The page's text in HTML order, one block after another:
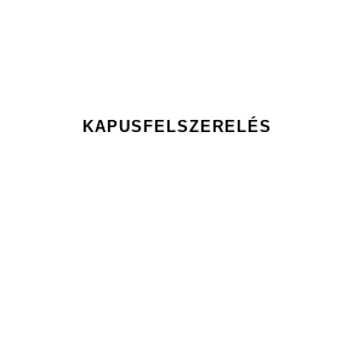
KAPUSFELSZERELÉS